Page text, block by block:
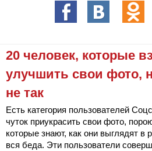
20 человек, которые
улучшить свои фото,
не так
Есть категория пользователей
чуток приукрасить свои фото,
которые знают, как они выглядят в
вся беда. Эти пользователи